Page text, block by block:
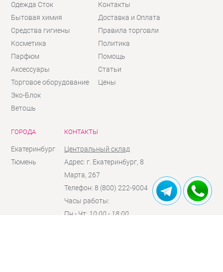
Одежда Сток
Бытовая химия
Средства гигиены
Косметика
Парфюм
Аксессуары
Торговое оборудование
Эко-Блок
Ветошь
Контакты
Доставка и Оплата
Правила торговли
Политика
Помощь
Статьи
Цены
ГОРОДА
Екатеринбург
Тюмень
КОНТАКТЫ
Центральный склад
Адрес: г. Екатеринбург, 8
Марта, 267
Телефон: 8 (800) 222-9004
Часы работы:
Пн - Чт: 10:00 - 18:00